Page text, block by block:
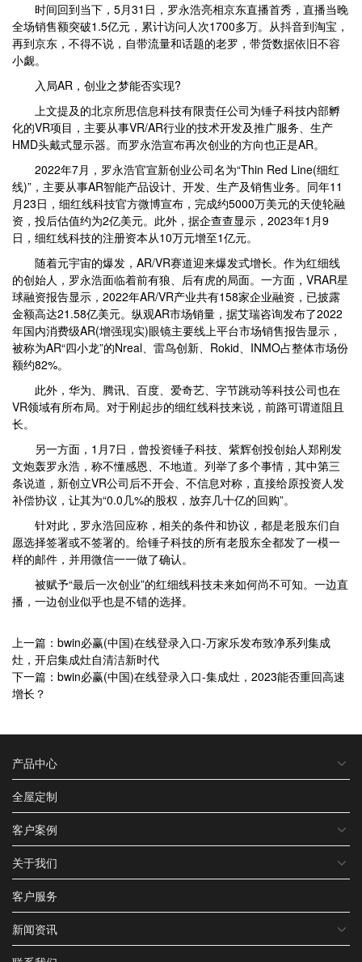
时间回到当下，5月31日，罗永浩亮相京东直播首秀，直播当晚
全场销售额突破1.5亿元，累计访问人次1700多万。从抖音到淘宝，
再到京东，不得不说，自带流量和话题的老罗，带货数据依旧不容
小觑。
入局AR，创业之梦能否实现?
上文提及的北京所思信息科技有限责任公司为锤子科技内部孵
化的VR项目，主要从事VR/AR行业的技术开发及推广服务、生产
HMD头戴式显示器。而罗永浩宣布再次创业的方向也正是AR。
2022年7月，罗永浩官宣新创业公司名为“Thin Red Line(细红
线)”，主要从事AR智能产品设计、开发、生产及销售业务。同年11
月23日，细红线科技官方微博宣布，完成约5000万美元的天使轮融
资，投后估值约为2亿美元。此外，据企查查显示，2023年1月9
日，细红线科技的注册资本从10万元增至1亿元。
随着元宇宙的爆发，AR/VR赛道迎来爆发式增长。作为红细线
的创始人，罗永浩面临着前有狼、后有虎的局面。一方面，VRAR星
球融资报告显示，2022年AR/VR产业共有158家企业融资，已披露
金额高达21.58亿美元。纵观AR市场销量，据艾瑞咨询发布了2022
年国内消费级AR(增强现实)眼镜主要线上平台市场销售报告显示，
被称为AR“四小龙”的Nreal、雷鸟创新、Rokid、INMO占整体市场份
额约82%。
此外，华为、腾讯、百度、爱奇艺、字节跳动等科技公司也在
VR领域有所布局。对于刚起步的细红线科技来说，前路可谓道阻且
长。
另一方面，1月7日，曾投资锤子科技、紫辉创投创始人郑刚发
文炮轰罗永浩，称不懂感恩、不地道。列举了多个事情，其中第三
条说道，新创立VR公司后不开会、不信息对称，直接给原投资人发
补偿协议，让其为“0.0几%的股权，放弃几十亿的回购”。
针对此，罗永浩回应称，相关的条件和协议，都是老股东们自
愿选择签署或不签署的。给锤子科技的所有老股东全都发了一模一
样的邮件，并用微信一一做了确认。
被赋予“最后一次创业”的红细线科技未来如何尚不可知。一边直
播，一边创业似乎也是不错的选择。
上一篇：bwin必赢(中国)在线登录入口-万家乐发布致净系列集成
灶，开启集成灶自清洁新时代
下一篇：bwin必赢(中国)在线登录入口-集成灶，2023能否重回高速
增长？
产品中心
全屋定制
客户案例
关于我们
客户服务
新闻资讯